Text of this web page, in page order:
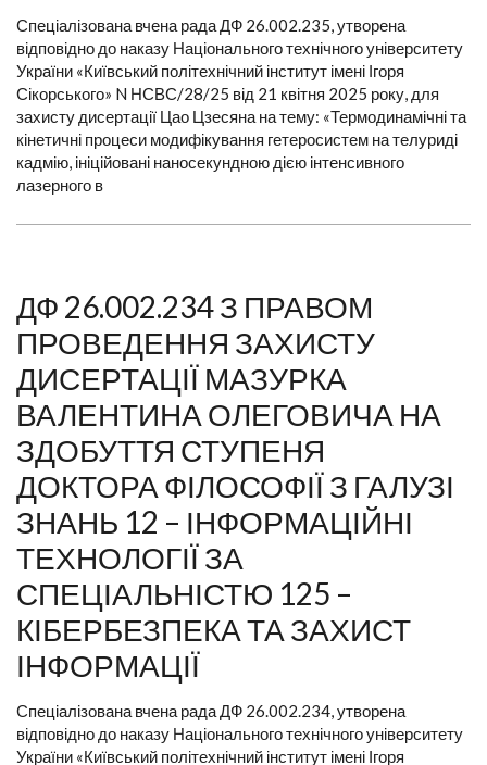
Спеціалізована вчена рада ДФ 26.002.235, утворена
відповідно до наказу Національного технічного університету
України «Київський політехнічний інститут імені Ігоря
Сікорського» N НСВС/28/25 від 21 квітня 2025 року, для
захисту дисертації Цао Цзесяна на тему: «Термодинамічні та
кінетичні процеси модифікування гетеросистем на телуриді
кадмію, ініційовані наносекундною дією інтенсивного
лазерного в
ДФ 26.002.234 З ПРАВОМ
ПРОВЕДЕННЯ ЗАХИСТУ
ДИСЕРТАЦІЇ МАЗУРКА
ВАЛЕНТИНА ОЛЕГОВИЧА НА
ЗДОБУТТЯ СТУПЕНЯ
ДОКТОРА ФІЛОСОФІЇ З ГАЛУЗІ
ЗНАНЬ 12 – ІНФОРМАЦІЙНІ
ТЕХНОЛОГІЇ ЗА
СПЕЦІАЛЬНІСТЮ 125 –
КІБЕРБЕЗПЕКА ТА ЗАХИСТ
ІНФОРМАЦІЇ
Спеціалізована вчена рада ДФ 26.002.234, утворена
відповідно до наказу Національного технічного університету
України «Київський політехнічний інститут імені Ігоря